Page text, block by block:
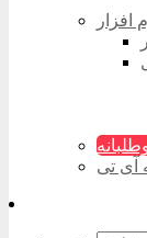
افزار
آی تی